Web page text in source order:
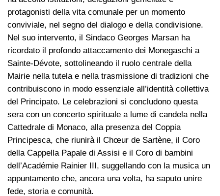
protagonisti della vita comunale per un momento
conviviale, nel segno del dialogo e della condivisione.
Nel suo intervento, il Sindaco Georges Marsan ha
ricordato il profondo attaccamento dei Monegaschi a
Sainte-Dévote, sottolineando il ruolo centrale della
Mairie nella tutela e nella trasmissione di tradizioni che
contribuiscono in modo essenziale all’identità collettiva
del Principato. Le celebrazioni si concludono questa
sera con un concerto spirituale a lume di candela nella
Cattedrale di Monaco, alla presenza del Coppia
Principesca, che riunirà il Chœur de Sartène, il Coro
della Cappella Papale di Assisi e il Coro di bambini
dell’Académie Rainier III, suggellando con la musica un
appuntamento che, ancora una volta, ha saputo unire
fede, storia e comunità.